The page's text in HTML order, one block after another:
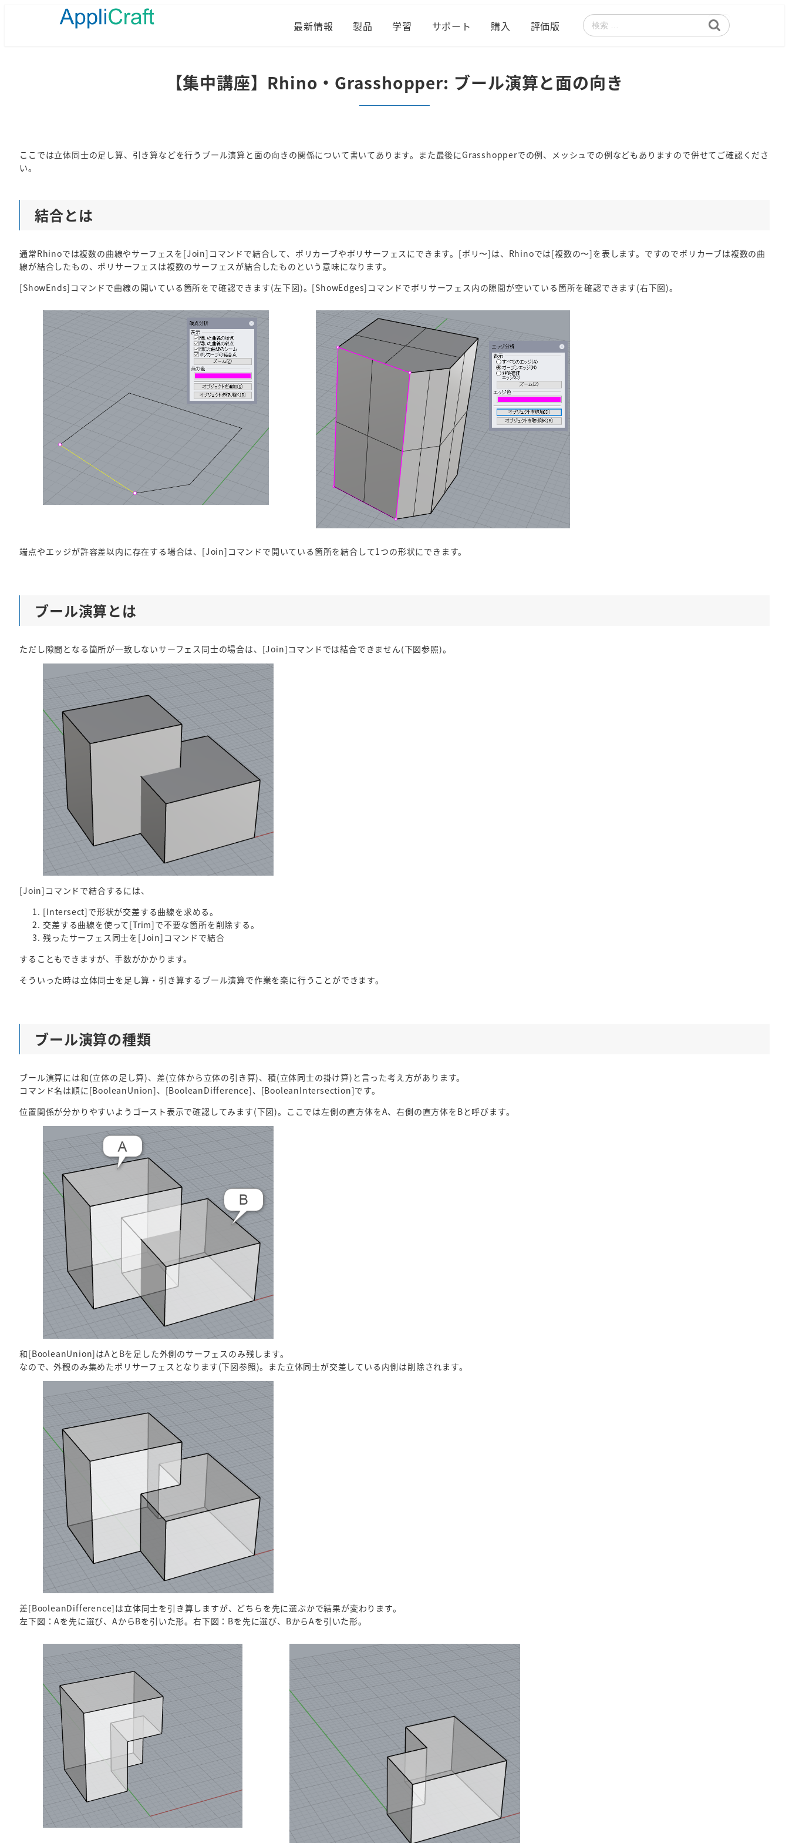
最新情報 製品 学習 サポート 購入 評価版
検
【集中講座】Rhino・Grasshopper: ブール演算と面の向き
ここでは立体同士の足し算、引き算などを行うブール演算と面の向きの関係について書いてあります。また最後にGrasshopperでの例、メッシュでの例などもありますので併せてご確認くださ
い。
結合とは
通常Rhinoでは複数の曲線やサーフェスを[Join]コマンドで結合して、ポリカーブやポリサーフェスにできます。[ポリ〜]は、Rhinoでは[複数の〜]を表します。ですのでポリカーブは複数の曲
線が結合したもの、ポリサーフェスは複数のサーフェスが結合したものという意味になります。
[ShowEnds]コマンドで曲線の開いている箇所をで確認できます(左下図)。[ShowEdges]コマンドでポリサーフェス内の隙間が空いている箇所を確認できます(右下図)。
端点やエッジが許容差以内に存在する場合は、[Join]コマンドで開いている箇所を結合して1つの形状にできます。
ブール演算とは
ただし隙間となる箇所が一致しないサーフェス同士の場合は、[Join]コマンドでは結合できません(下図参照)。
[Join]コマンドで結合するには、
[Intersect]で形状が交差する曲線を求める。
交差する曲線を使って[Trim]で不要な箇所を削除する。
残ったサーフェス同士を[Join]コマンドで結合
することもできますが、手数がかかります。
そういった時は立体同士を足し算・引き算するブール演算で作業を楽に行うことができます。
ブール演算の種類
ブール演算には和(立体の足し算)、差(立体から立体の引き算)、積(立体同士の掛け算)と言った考え方があります。
コマンド名は順に[BooleanUnion]、[BooleanDifference]、[BooleanIntersection]です。
位置関係が分かりやすいようゴースト表示で確認してみます(下図)。ここでは左側の直方体をA、右側の直方体をBと呼びます。
和[BooleanUnion]はAとBを足した外側のサーフェスのみ残します。
なので、外観のみ集めたポリサーフェスとなります(下図参照)。また立体同士が交差している内側は削除されます。
差[BooleanDifference]は立体同士を引き算しますが、どちらを先に選ぶかで結果が変わります。
左下図：Aを先に選び、AからBを引いた形。右下図：Bを先に選び、BからAを引いた形。